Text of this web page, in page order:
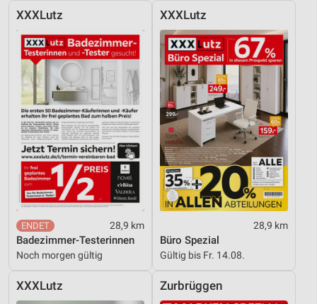
XXXLutz
28,9 km
Badezimmer-Testerinnen
Noch morgen gültig
XXXLutz
28,9 km
Büro Spezial
Gültig bis Fr. 14.08.
XXXLutz Zurbrüggen